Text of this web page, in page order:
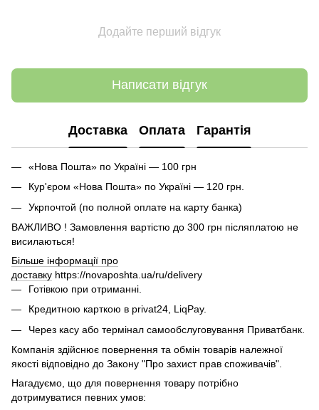
Додайте перший відгук
Написати відгук
Доставка Оплата Гарантія
«Нова Пошта» по Україні — 100 грн
Кур'єром «Нова Пошта» по Україні — 120 грн.
Укрпочтой (по полной оплате на карту банка)
ВАЖЛИВО ! Замовлення вартістю до 300 грн післяплатою не
висилаються!
Більше інформації про
доставку https://novaposhta.ua/ru/delivery
Готівкою при отриманні.
Кредитною карткою в privat24, LiqPay.
Через касу або термінал самообслуговування Приватбанк.
Компанія здійснює повернення та обмін товарів належної
якості відповідно до Закону "Про захист прав споживачів".
Нагадуємо, що для повернення товару потрібно
дотримуватися певних умов: